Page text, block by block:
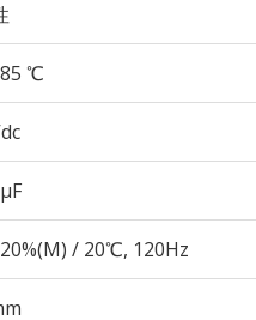
℃
/ 20℃, 120Hz